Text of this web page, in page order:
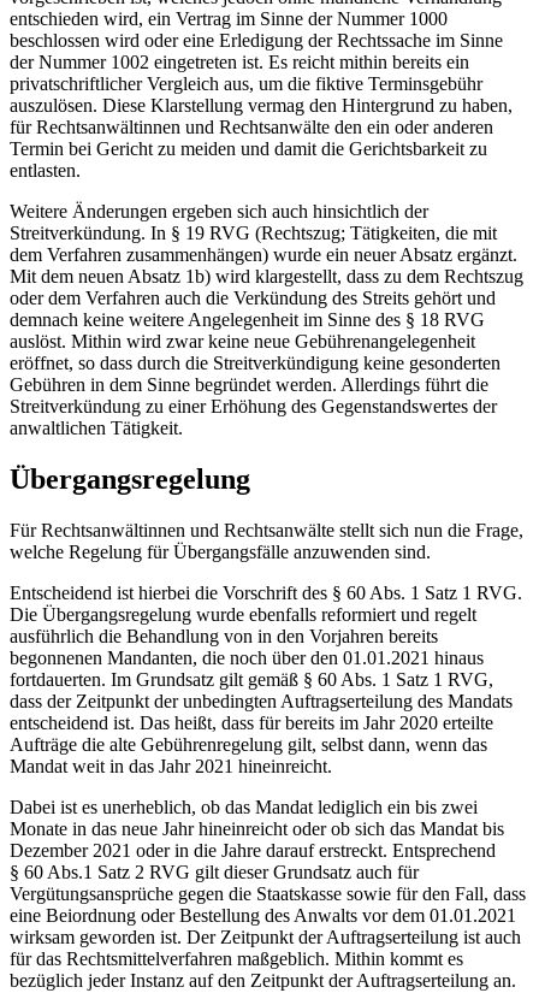
entschieden wird, ein Vertrag im Sinne der Nummer 1000
beschlossen wird oder eine Erledigung der Rechtssache im Sinne
der Nummer 1002 eingetreten ist. Es reicht mithin bereits ein
privatschriftlicher Vergleich aus, um die fiktive Terminsgebühr
auszulösen. Diese Klarstellung vermag den Hintergrund zu haben,
für Rechtsanwältinnen und Rechtsanwälte den ein oder anderen
Termin bei Gericht zu meiden und damit die Gerichtsbarkeit zu
entlasten.
Weitere Änderungen ergeben sich auch hinsichtlich der
Streitverkündung. In § 19 RVG (Rechtszug; Tätigkeiten, die mit
dem Verfahren zusammenhängen) wurde ein neuer Absatz ergänzt.
Mit dem neuen Absatz 1b) wird klargestellt, dass zu dem Rechtszug
oder dem Verfahren auch die Verkündung des Streits gehört und
demnach keine weitere Angelegenheit im Sinne des § 18 RVG
auslöst. Mithin wird zwar keine neue Gebührenangelegenheit
eröffnet, so dass durch die Streitverkündigung keine gesonderten
Gebühren in dem Sinne begründet werden. Allerdings führt die
Streitverkündung zu einer Erhöhung des Gegenstandswertes der
anwaltlichen Tätigkeit.
Übergangsregelung
Für Rechtsanwältinnen und Rechtsanwälte stellt sich nun die Frage,
welche Regelung für Übergangsfälle anzuwenden sind.
Entscheidend ist hierbei die Vorschrift des § 60 Abs. 1 Satz 1 RVG.
Die Übergangsregelung wurde ebenfalls reformiert und regelt
ausführlich die Behandlung von in den Vorjahren bereits
begonnenen Mandanten, die noch über den 01.01.2021 hinaus
fortdauerten. Im Grundsatz gilt gemäß § 60 Abs. 1 Satz 1 RVG,
dass der Zeitpunkt der unbedingten Auftragserteilung des Mandats
entscheidend ist. Das heißt, dass für bereits im Jahr 2020 erteilte
Aufträge die alte Gebührenregelung gilt, selbst dann, wenn das
Mandat weit in das Jahr 2021 hineinreicht.
Dabei ist es unerheblich, ob das Mandat lediglich ein bis zwei
Monate in das neue Jahr hineinreicht oder ob sich das Mandat bis
Dezember 2021 oder in die Jahre darauf erstreckt. Entsprechend
§ 60 Abs.1 Satz 2 RVG gilt dieser Grundsatz auch für
Vergütungsansprüche gegen die Staatskasse sowie für den Fall, dass
eine Beiordnung oder Bestellung des Anwalts vor dem 01.01.2021
wirksam geworden ist. Der Zeitpunkt der Auftragserteilung ist auch
für das Rechtsmittelverfahren maßgeblich. Mithin kommt es
bezüglich jeder Instanz auf den Zeitpunkt der Auftragserteilung an.